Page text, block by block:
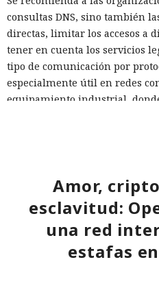
consultas DNS, sino también
directas, limitar los accesos a
tener en cuenta los servicios
tipo de comunicación por
especialmente útil en redes
equipamiento industrial,
considerar el tráfico seguro
esquema esperado.
Amor,
esclavitud:
una red
estafas